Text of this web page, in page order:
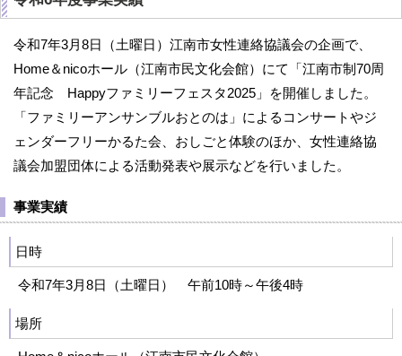
令和7年3月8日（土曜日）江南市女性連絡協議会の企画で、
Home＆nicoホール（江南市民文化会館）にて「江南市制70周
年記念 Happyファミリーフェスタ2025」を開催しました。
「ファミリーアンサンブルおとのは」によるコンサートやジ
ェンダーフリーかるた会、おしごと体験のほか、女性連絡協
議会加盟団体による活動発表や展示などを行いました。
事業実績
日時
令和7年3月8日（土曜日） 午前10時～午後4時
場所